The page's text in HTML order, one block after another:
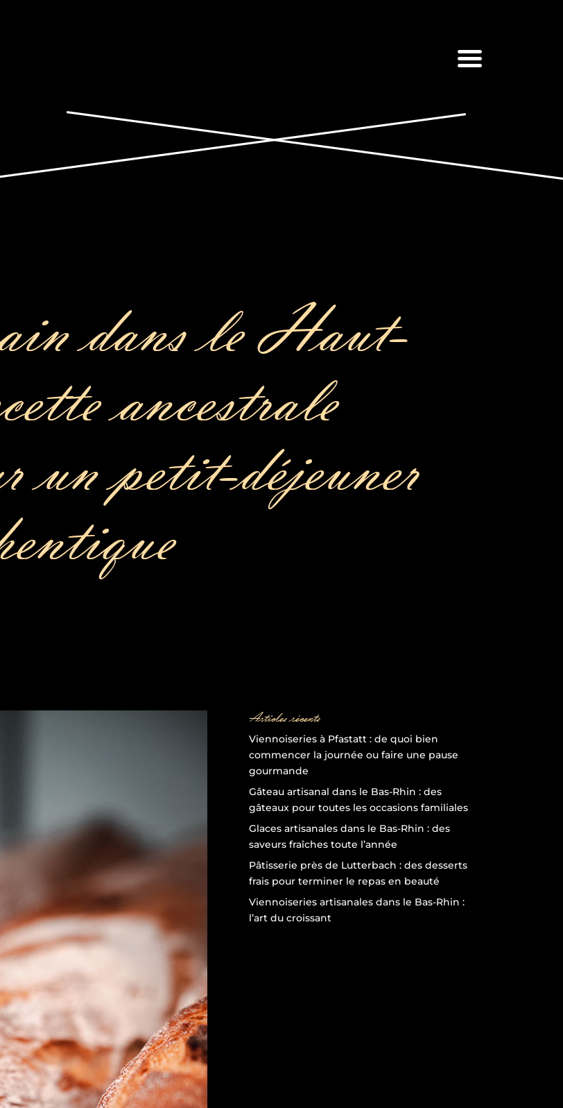
dans le Haut-
ancestrale
un petit-déjeuner
Articles récents
Viennoiseries à Pfastatt : de quoi bien
commencer la journée ou faire une pause
gourmande
Gâteau artisanal dans le Bas-Rhin : des
gâteaux pour toutes les occasions familiales
Glaces artisanales dans le Bas-Rhin : des
saveurs fraîches toute l’année
Pâtisserie près de Lutterbach : des desserts
frais pour terminer le repas en beauté
Viennoiseries artisanales dans le Bas-Rhin :
l’art du croissant